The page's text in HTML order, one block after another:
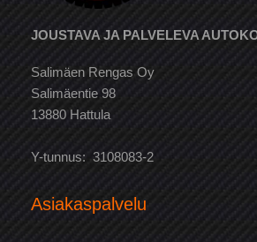
JOUSTAVA JA PALVELEVA
Salimäen Rengas Oy
Salimäentie 98
13880 Hattula
Y-tunnus: 3108083-2
Asiakaspalvelu